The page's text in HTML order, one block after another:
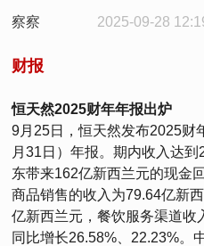
察察 2025-09-28
财报
恒天然2025财年年报出炉
9月25日，恒天然发布2025财
月31日）年报。期内收入达
东带来162亿新西兰元的现金
商品销售的收入为79.64亿新
亿新西兰元，餐饮服务渠道收
同比增长26.58%、22.23%。